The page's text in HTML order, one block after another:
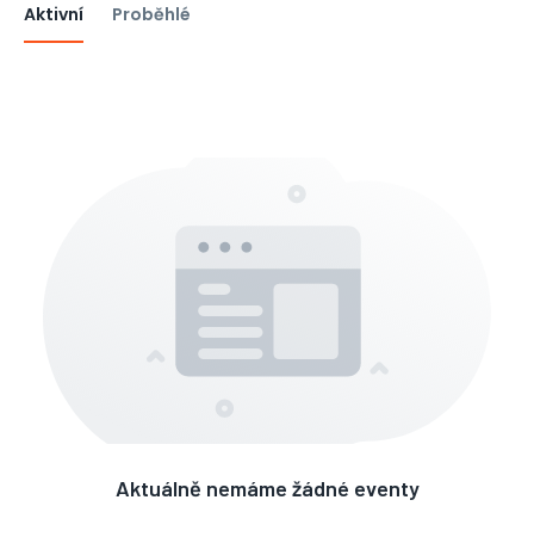
Aktivní Proběhlé
Aktuálně nemáme žádné eventy